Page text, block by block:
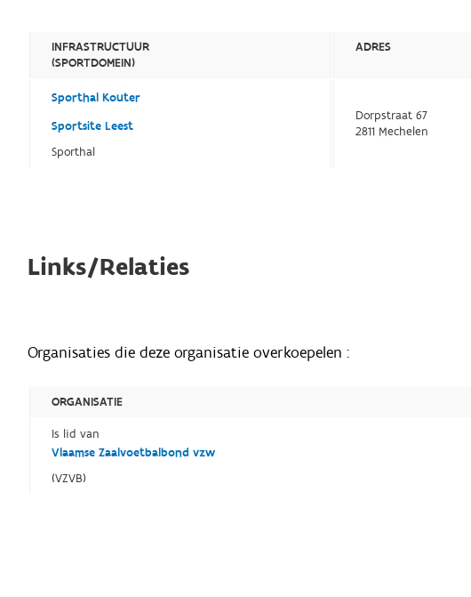
INFRASTRUCTUUR
(SPORTDOMEIN)
ADRES
Sporthal Kouter
Sportsite Leest
Sporthal
Dorpstraat 67
2811 Mechelen
Links/Relaties
Organisaties die deze organisatie overkoepelen :
ORGANISATIE
Is lid van
Vlaamse Zaalvoetbalbond vzw
(VZVB)